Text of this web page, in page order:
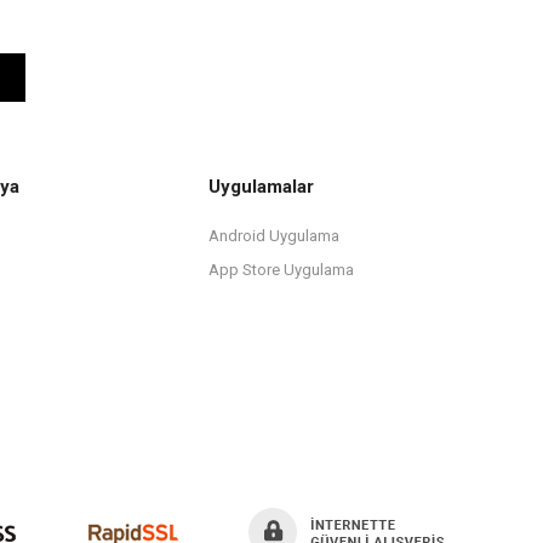
Uygulamalar
Android Uygulama
App Store Uygulama